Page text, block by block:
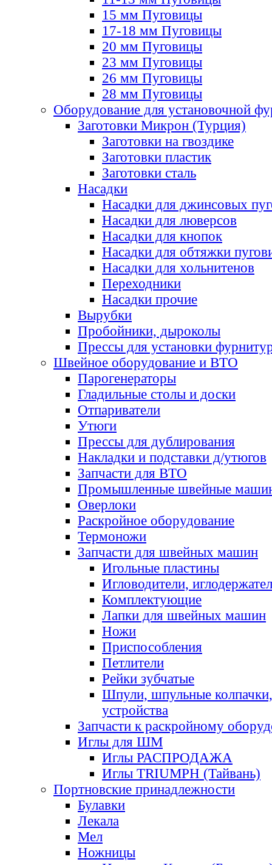
15 мм Пуговицы
17-18 мм Пуговицы
20 мм Пуговицы
23 мм Пуговицы
26 мм Пуговицы
28 мм Пуговицы
Оборудование для установочной
Заготовки Микрон (Турция)
Заготовки на гвоздике
Заготовки пластик
Заготовки сталь
Насадки
Насадки для джинсовых
Насадки для люверсов
Насадки для кнопок
Насадки для обтяжки
Насадки для хольнитенов
Переходники
Насадки прочие
Вырубки
Пробойники, дыроколы
Прессы для установки
Швейное оборудование и ВТО
Парогенераторы
Гладильные столы и доски
Отпариватели
Утюги
Прессы для дублирования
Накладки и подставки д/утюгов
Запчасти для ВТО
Промышленные швейные
Оверлоки
Раскройное оборудование
Термоножи
Запчасти для швейных машин
Игольные пластины
Игловодители,
Комплектующие
Лапки для швейных машин
Ножи
Приспособления
Петлители
Рейки зубчатые
Шпули, шпульные
устройства
Запчасти к раскройному
Иглы для ШМ
Иглы РАСПРОДАЖА
Иглы TRIUMPH (Тайвань)
Портновские принадлежности
Булавки
Лекала
Мел
Ножницы